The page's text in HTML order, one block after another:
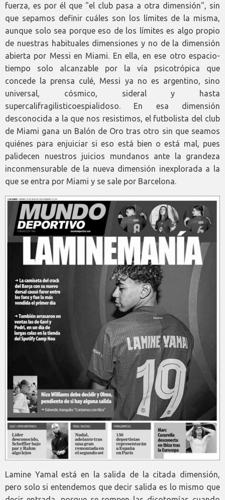
fuerza, es por él que "el club pasa a otra dimensión", sin
que sepamos definir cuáles son los límites de la misma,
aunque solo sea porque eso de los límites es algo propio
de nuestras habituales dimensiones y no de la dimensión
abierta por Messi en Miami. En ella, en ese otro espacio-
tiempo solo alcanzable por la vía psicotrópica que
concede la prensa culé, Messi ya no es argentino, sino
universal, cósmico, sideral y hasta
supercalifragilisticoespialidoso. En esa dimensión
desconocida a la que nos resistimos, el futbolista del club
de Miami gana un Balón de Oro tras otro sin que seamos
quiénes para enjuiciar si eso está bien o está mal, pues
palidecen nuestros juicios mundanos ante la grandeza
inconmensurable de la nueva dimensión inexplorada a la
que se entra por Miami y se sale por Barcelona.
Lamine Yamal está en la salida de la citada dimensión,
pero solo si entendemos que decir salida es lo mismo que